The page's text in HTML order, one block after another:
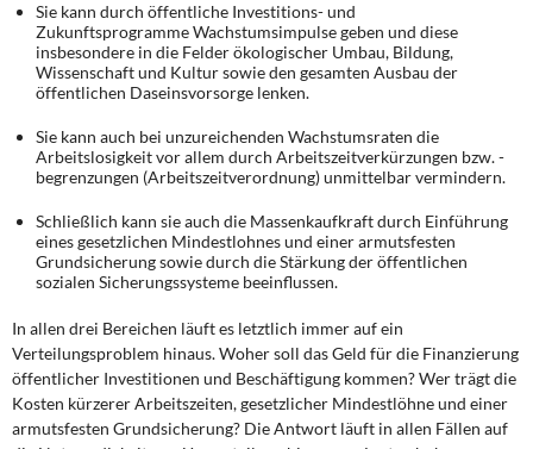
Memo-Gruppe
Institut Solidarische Moderne
Rosa-Luxemburg-Stiftung
Kontakt
Sie kann durch öffentliche Investitions- und
Zukunftsprogramme Wachstumsimpulse geben und diese
insbesondere in die Felder ökologischer Umbau, Bildung,
Wissenschaft und Kultur sowie den gesamten Ausbau der
öffentlichen Daseinsvorsorge lenken.
Sie kann auch bei unzureichenden Wachstumsraten die
Arbeitslosigkeit vor allem durch Arbeitszeitverkürzungen bzw. -
begrenzungen (Arbeitszeitverordnung) unmittelbar vermindern.
Schließlich kann sie auch die Massenkaufkraft durch Einführung
eines gesetzlichen Mindestlohnes und einer armutsfesten
Grundsicherung sowie durch die Stärkung der öffentlichen
sozialen Sicherungssysteme beeinflussen.
In allen drei Bereichen läuft es letztlich immer auf ein
Verteilungsproblem hinaus. Woher soll das Geld für die Finanzierung
öffentlicher Investitionen und Beschäftigung kommen? Wer trägt die
Kosten kürzerer Arbeitszeiten, gesetzlicher Mindestlöhne und einer
armutsfesten Grundsicherung? Die Antwort läuft in allen Fällen auf